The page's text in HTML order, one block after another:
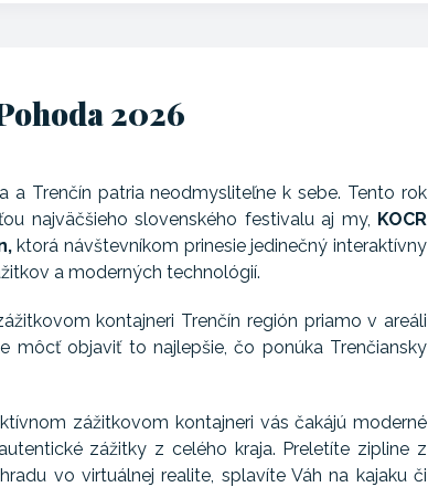
2026
a Trenčín patria neodmysliteľne k sebe. Tento rok
najväčšieho slovenského festivalu aj my, KOCR
ktorá návštevníkom prinesie jedinečný interaktívny
a moderných technológií.
kontajneri Trenčín región priamo v areáli
môcť objaviť to najlepšie, čo ponúka Trenčiansky
zážitkovom kontajneri vás čakájú moderné
zážitky z celého kraja. Preletíte zipline z
vo virtuálnej realite, splavíte Váh na kajaku či